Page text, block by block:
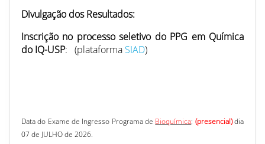
Divulgação dos Resultados:
Inscrição no processo seletivo do PPG em Química
do IQ-USP: (plataforma SIAD)
Data do Exame de Ingresso Programa de Bioquímica: (presencial)dia
07 de JULHO de 2026.